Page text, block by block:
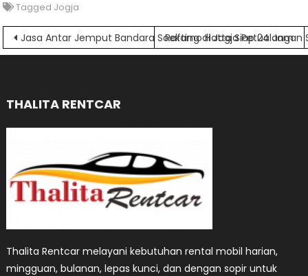
Tagged Jogja
Navigasi
pos
Jasa Antar Jemput Bandara Soekarno Hatta Siap 24 Jam
Rafting di Jogja Petualangan
THALITA RENTCAR
Thalita Rentcar melayani kebutuhan rental mobil harian,
mingguan, bulanan, lepas kunci, dan dengan sopir untuk